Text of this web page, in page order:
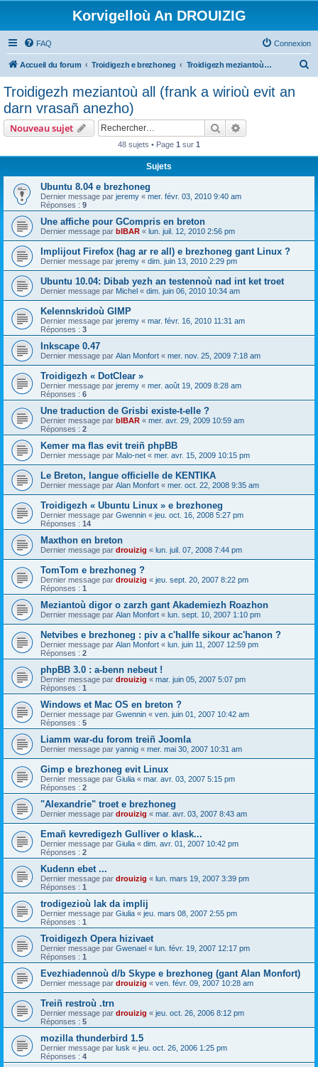
Korvigelloù An DROUIZIG
FAQ Connexion
Accueil du forum Troidigezh e brezhoneg Troidigezh meziantoù all (frank a wirioù evit an darn vrasañ anezho)
Troidigezh meziantoù all (frank a wirioù evit an
darn vrasañ anezho)
Nouveau sujet Rechercher
48 sujets • Page 1 sur 1
Sujets
Ubuntu 8.04 e brezhoneg
Dernier message par jeremy « mer. févr. 03, 2010 9:40 am
Réponses : 9
Une affiche pour GCompris en breton
Dernier message par bIBAR « lun. juil. 12, 2010 2:56 pm
Implijout Firefox (hag ar re all) e brezhoneg gant Linux ?
Dernier message par jeremy « dim. juin 13, 2010 2:29 pm
Ubuntu 10.04: Dibab yezh an testennoù nad int ket troet
Dernier message par Michel « dim. juin 06, 2010 10:34 am
Kelennskridoù GIMP
Dernier message par jeremy « mar. févr. 16, 2010 11:31 am
Réponses : 3
Inkscape 0.47
Dernier message par Alan Monfort « mer. nov. 25, 2009 7:18 am
Troidigezh « DotClear »
Dernier message par jeremy « mer. août 19, 2009 8:28 am
Réponses : 6
Une traduction de Grisbi existe-t-elle ?
Dernier message par bIBAR « mer. avr. 29, 2009 10:59 am
Réponses : 2
Kemer ma flas evit treiñ phpBB
Dernier message par Malo-net « mer. avr. 15, 2009 10:15 pm
Le Breton, langue officielle de KENTIKA
Dernier message par Alan Monfort « mer. oct. 22, 2008 9:35 am
Troidigezh « Ubuntu Linux » e brezhoneg
Dernier message par Gwennin « jeu. oct. 16, 2008 5:27 pm
Réponses : 14
Maxthon en breton
Dernier message par drouizig « lun. juil. 07, 2008 7:44 pm
TomTom e brezhoneg ?
Dernier message par drouizig « jeu. sept. 20, 2007 8:22 pm
Réponses : 1
Meziantoù digor o zarzh gant Akademiezh Roazhon
Dernier message par Alan Monfort « lun. sept. 10, 2007 1:10 pm
Netvibes e brezhoneg : piv a c'hallfe sikour ac'hanon ?
Dernier message par Alan Monfort « lun. juin 11, 2007 12:59 pm
Réponses : 2
phpBB 3.0 : a-benn nebeut !
Dernier message par drouizig « mar. juin 05, 2007 5:07 pm
Réponses : 1
Windows et Mac OS en breton ?
Dernier message par Gwennin « ven. juin 01, 2007 10:42 am
Réponses : 5
Liamm war-du forom treiñ Joomla
Dernier message par yannig « mer. mai 30, 2007 10:31 am
Gimp e brezhoneg evit Linux
Dernier message par Giulia « mar. avr. 03, 2007 5:15 pm
Réponses : 2
"Alexandrie" troet e brezhoneg
Dernier message par drouizig « mar. avr. 03, 2007 8:43 am
Emañ kevredigezh Gulliver o klask...
Dernier message par Giulia « dim. avr. 01, 2007 10:42 pm
Réponses : 2
Kudenn ebet ...
Dernier message par drouizig « lun. mars 19, 2007 3:39 pm
Réponses : 1
trodigezioù lak da implij
Dernier message par Giulia « jeu. mars 08, 2007 2:55 pm
Réponses : 1
Troidigezh Opera hizivaet
Dernier message par Gwenael « lun. févr. 19, 2007 12:17 pm
Réponses : 1
Evezhiadennoù d/b Skype e brezhoneg (gant Alan Monfort)
Dernier message par drouizig « ven. févr. 09, 2007 10:28 am
Treiñ restroù .trn
Dernier message par drouizig « jeu. oct. 26, 2006 8:12 pm
Réponses : 5
mozilla thunderbird 1.5
Dernier message par lusk « jeu. oct. 26, 2006 1:25 pm
Réponses : 4